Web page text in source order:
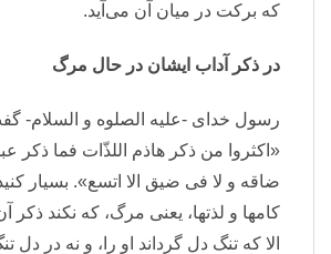
که برکت در میان آن می‌آید.
در ذکر آداب ایشان در حال مرگ
رسول خدای -علیه الصلوه و السلام-
«اکثروا من ذکر هاذم اللذّات فما ذکر
ضاقه و لا فی ضیق الا اتسع». بسیار
کامها و لذتها، یعنی مرگ، که نکند ذکر
الا که تنگ دل گرداند او را، و نه در دل